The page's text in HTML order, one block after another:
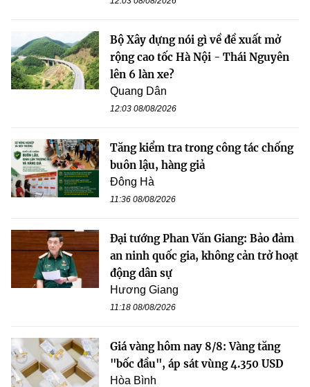
Bộ Xây dựng nói gì về đề xuất mở
rộng cao tốc Hà Nội - Thái Nguyên
lên 6 làn xe?
Quang Dân
12:03 08/08/2026
Tăng kiểm tra trong công tác chống
buôn lậu, hàng giả
Đông Hà
11:36 08/08/2026
Đại tướng Phan Văn Giang: Bảo đảm
an ninh quốc gia, không cản trở hoạt
động dân sự
Hương Giang
11:18 08/08/2026
Giá vàng hôm nay 8/8: Vàng tăng
"bốc đầu", áp sát vùng 4.350 USD
Hòa Bình